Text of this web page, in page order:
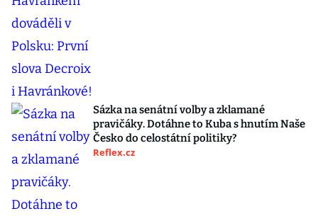
Sázka na senátní volby a zklamané
pravičáky. Dotáhne to Kuba s hnutím Naše
Česko do celostátní politiky?
Reflex.cz